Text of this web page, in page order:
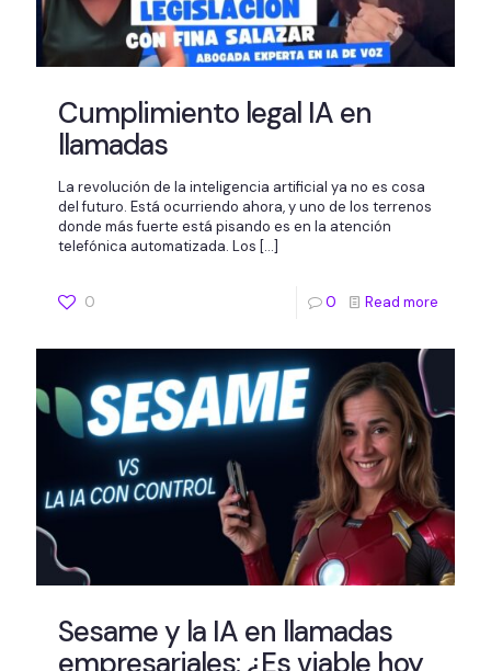
Cumplimiento legal IA en
llamadas
La revolución de la inteligencia artificial ya no es cosa
del futuro. Está ocurriendo ahora, y uno de los terrenos
donde más fuerte está pisando es en la atención
telefónica automatizada. Los […]
0 0 Read more
Sesame y la IA en llamadas
empresariales: ¿Es viable hoy